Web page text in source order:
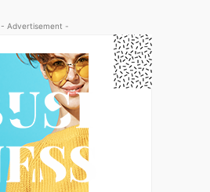
- Advertisement -